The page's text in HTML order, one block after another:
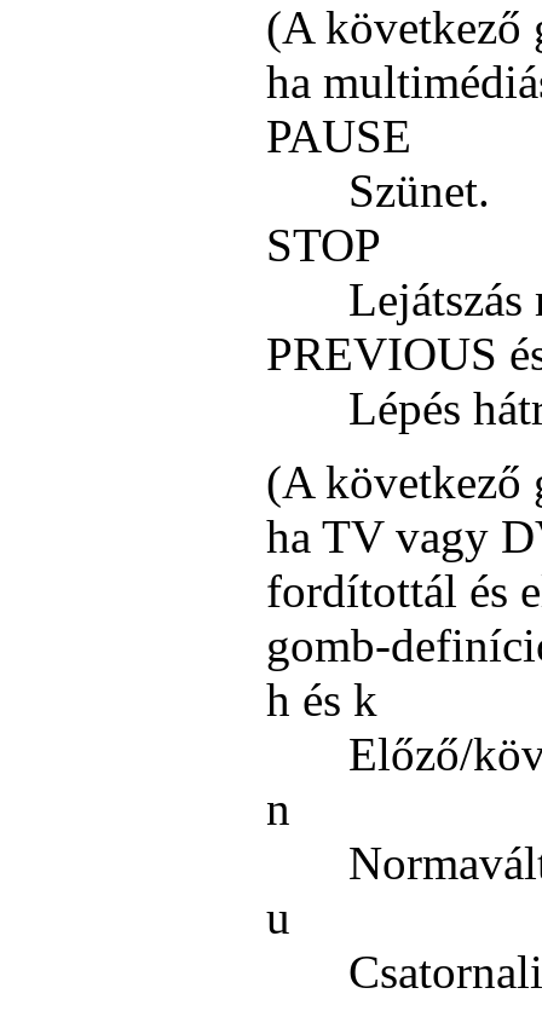
(A következő
ha
PAUSE
Szünet.
STOP
Lejátszás
PREVIOUS
Lépés
(A következő
ha TV vagy
fordítottál és
gomb-
h és k
Előző/
n
u